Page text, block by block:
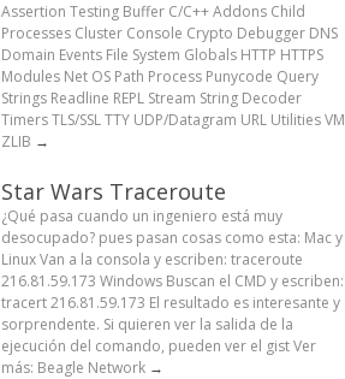
Assertion Testing Buffer C/C++ Addons Child
Processes Cluster Console Crypto Debugger DNS
Domain Events File System Globals HTTP HTTPS
Modules Net OS Path Process Punycode Query
Strings Readline REPL Stream String Decoder
Timers TLS/SSL TTY UDP/Datagram URL Utilities VM
ZLIB →
Star Wars Traceroute
¿Qué pasa cuando un ingeniero está muy
desocupado? pues pasan cosas como esta: Mac y
Linux Van a la consola y escriben: traceroute
216.81.59.173 Windows Buscan el CMD y escriben:
tracert 216.81.59.173 El resultado es interesante y
sorprendente. Si quieren ver la salida de la
ejecución del comando, pueden ver el gist Ver
más: Beagle Network →